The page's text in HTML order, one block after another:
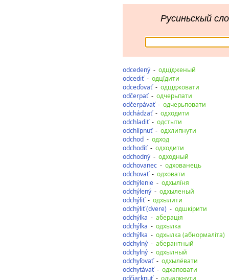
Русиньскый
odcedený - одцїдженый
odcediť- одцїдити
odceďovať- одцїджовати
odčerpať- одчерьпати
odčerpávať- одчерьповати
odchádzať- одходити
odchladiť- одстыти
odchlípnuť- одхлипнути
odchod - одход
odchodiť- одходити
odchodný - одходный
odchovanec - одхованець
odchovať- одховати
odchýlenie - одхылїня
odchýlený - одхыленый
odchýliť- одхылити
odchýliť (dvere) - одшкірити
odchýlka - аберація
odchýlka - одхылка
odchýlka - одхылка (абнормаліта)
odchylný - аберантный
odchylný - одхылный
odchyľovať- одхылёвати
odchytávať- одхаповати
odčiarknuť- одчаркнути